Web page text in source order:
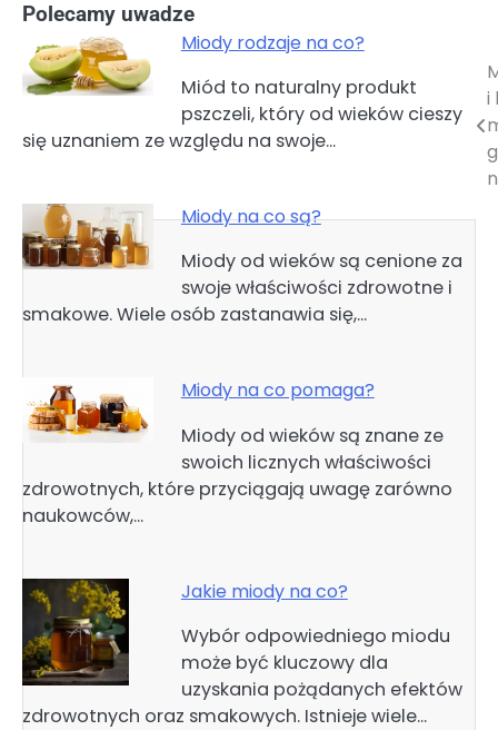
Polecamy uwadze
Miody rodzaje na co?
Miód to naturalny produkt
pszczeli, który od wieków cieszy
się uznaniem ze względu na swoje…
Miody na co są?
Miody od wieków są cenione za
swoje właściwości zdrowotne i
smakowe. Wiele osób zastanawia się,…
Miody na co pomaga?
Miody od wieków są znane ze
swoich licznych właściwości
zdrowotnych, które przyciągają uwagę zarówno
naukowców,…
Jakie miody na co?
Wybór odpowiedniego miodu
może być kluczowy dla
uzyskania pożądanych efektów
zdrowotnych oraz smakowych. Istnieje wiele…
Nawigacja
i